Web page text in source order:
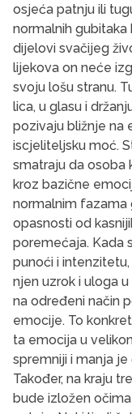
osjeća patnju ili
normalnih
dijelovi svačijeg
lijekova on neće
svoju lošu stranu.
lica, u glasu i
pozivaju bližnje na
iscjeliteljsku moć.
smatraju da osoba
kroz bazične
normalnim fazama
opasnosti od
poremećaja. Kada
punoći i
njen uzrok i uloga
na određeni način
emocije. To
ta emocija u
spremniji i manja
Također, na kraju
bude izložen